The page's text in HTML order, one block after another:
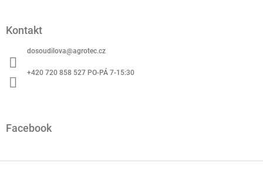
Kontakt
dosoudilova@agrotec.cz
+420 720 858 527 PO-PÁ 7-15:30
Facebook